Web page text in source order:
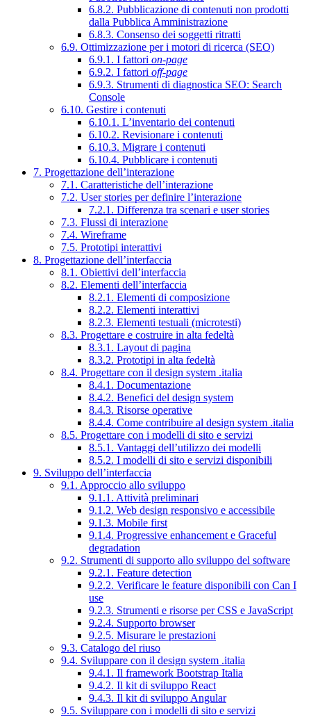
6.8.2. Pubblicazione di contenuti non prodotti
dalla Pubblica Amministrazione
6.8.3. Consenso dei soggetti ritratti
6.9. Ottimizzazione per i motori di ricerca (SEO)
6.9.1. I fattori on-page
6.9.2. I fattori off-page
6.9.3. Strumenti di diagnostica SEO: Search
Console
6.10. Gestire i contenuti
6.10.1. L’inventario dei contenuti
6.10.2. Revisionare i contenuti
6.10.3. Migrare i contenuti
6.10.4. Pubblicare i contenuti
7. Progettazione dell’interazione
7.1. Caratteristiche dell’interazione
7.2. User stories per definire l’interazione
7.2.1. Differenza tra scenari e user stories
7.3. Flussi di interazione
7.4. Wireframe
7.5. Prototipi interattivi
8. Progettazione dell’interfaccia
8.1. Obiettivi dell’interfaccia
8.2. Elementi dell’interfaccia
8.2.1. Elementi di composizione
8.2.2. Elementi interattivi
8.2.3. Elementi testuali (microtesti)
8.3. Progettare e costruire in alta fedeltà
8.3.1. Layout di pagina
8.3.2. Prototipi in alta fedeltà
8.4. Progettare con il design system .italia
8.4.1. Documentazione
8.4.2. Benefici del design system
8.4.3. Risorse operative
8.4.4. Come contribuire al design system .italia
8.5. Progettare con i modelli di sito e servizi
8.5.1. Vantaggi dell’utilizzo dei modelli
8.5.2. I modelli di sito e servizi disponibili
9. Sviluppo dell’interfaccia
9.1. Approccio allo sviluppo
9.1.1. Attività preliminari
9.1.2. Web design responsivo e accessibile
9.1.3. Mobile first
9.1.4. Progressive enhancement e Graceful
degradation
9.2. Strumenti di supporto allo sviluppo del software
9.2.1. Feature detection
9.2.2. Verificare le feature disponibili con Can I
use
9.2.3. Strumenti e risorse per CSS e JavaScript
9.2.4. Supporto browser
9.2.5. Misurare le prestazioni
9.3. Catalogo del riuso
9.4. Sviluppare con il design system .italia
9.4.1. Il framework Bootstrap Italia
9.4.2. Il kit di sviluppo React
9.4.3. Il kit di sviluppo Angular
9.5. Sviluppare con i modelli di sito e servizi